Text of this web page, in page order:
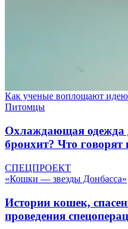
Как ученые воплощают идею
Питомцы
Охлаждающая одежда
бронхит? Что говорят
СПЕЦПРОЕКТ
«Кошки — звезды Донбасса»
Истории кошек,
проведения